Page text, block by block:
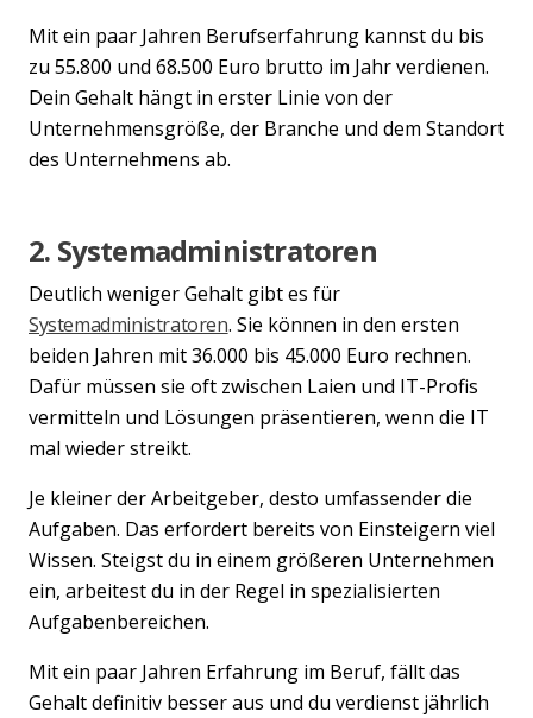
Mit ein paar Jahren Berufserfahrung kannst du bis
zu 55.800 und 68.500 Euro brutto im Jahr verdienen.
Dein Gehalt hängt in erster Linie von der
Unternehmensgröße, der Branche und dem Standort
des Unternehmens ab.
2. Systemadministratoren
Deutlich weniger Gehalt gibt es für
Systemadministratoren. Sie können in den ersten
beiden Jahren mit 36.000 bis 45.000 Euro rechnen.
Dafür müssen sie oft zwischen Laien und IT-Profis
vermitteln und Lösungen präsentieren, wenn die IT
mal wieder streikt.
Je kleiner der Arbeitgeber, desto umfassender die
Aufgaben. Das erfordert bereits von Einsteigern viel
Wissen. Steigst du in einem größeren Unternehmen
ein, arbeitest du in der Regel in spezialisierten
Aufgabenbereichen.
Mit ein paar Jahren Erfahrung im Beruf, fällt das
Gehalt definitiv besser aus und du verdienst jährlich